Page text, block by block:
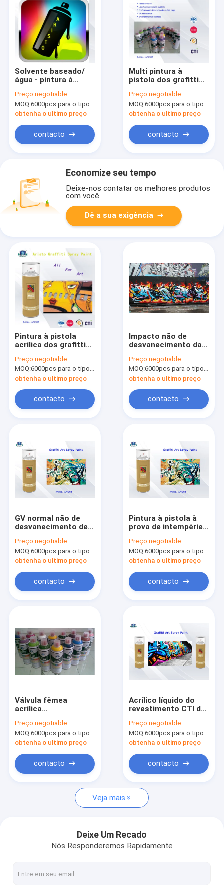
Produtos
Sobre nós
Visita à fábrica
pintura à pistola da tela
Pintura à pistola dos grafittis
tinta acrílica de spray
tinta spray de marcação
pena de marcador
Solvente baseado/
água - pintura à
grafittis com bocal
gordo/médio/magro
Preço:negotiable
MOQ:6000pcs para o tipo de Aristo, 15000pcs para o tipo do cliente
obtenha o ultimo preço
contacto
Multi pintura à
pistola dos grafittis
400ml para a
decoração da
parede/casa
Preço:negotiable
MOQ:6000pcs para o tipo de Aristo, 15000pcs para o tipo do cliente
obtenha o ultimo preço
contacto
Economize seu tempo
Deixe-nos contatar os melhores produtos
com você.
Dê a sua exigência
Pintura à pistola
acrílica dos grafittis
da multi cor para a
superfície do
metal/plástico/parede
Preço:negotiable
MOQ:6000pcs para o tipo de Aristo, 15000pcs para o tipo do cliente
obtenha o ultimo preço
contacto
Impacto não de
desvanecimento da
grafittis que resiste
para a superfície
diferente
Preço:negotiable
MOQ:6000pcs para o tipo de Aristo, 15000pcs para o tipo do cliente
obtenha o ultimo preço
contacto
GV normal não de
desvanecimento de
pistola dos grafittis
para o metal
Preço:negotiable
MOQ:6000pcs para o tipo de Aristo, 15000pcs para o tipo do cliente
obtenha o ultimo preço
contacto
Pintura à pistola à
prova de intempéries
desvanecimento da
arte para colorido
vermelho roxo do
Preço:negotiable
MOQ:6000pcs para o tipo de Aristo, 15000pcs para o tipo do cliente
obtenha o ultimo preço
contacto
Válvula fêmea
acrílica
pintura à pistola de
secagem rápida dos
grafittis
Preço:negotiable
MOQ:6000pcs para o tipo de Aristo, 15000pcs para o tipo do cliente
obtenha o ultimo preço
contacto
Acrílico líquido do
revestimento CTI da
feita sob encomenda
dos grafittis da cor
Preço:negotiable
MOQ:6000pcs para o tipo de Aristo, 15000pcs para o tipo do cliente
obtenha o ultimo preço
contacto
Veja mais
Deixe Um Recado
Nós Responderemos Rapidamente